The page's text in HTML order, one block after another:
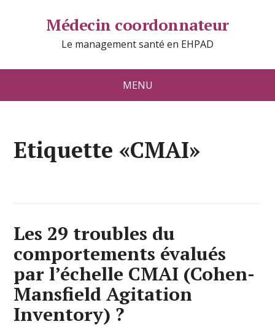
Médecin coordonnateur
Le management santé en EHPAD
MENU
Etiquette «CMAI»
Les 29 troubles du
comportements évalués
par l’échelle CMAI (Cohen-
Mansfield Agitation
Inventory) ?